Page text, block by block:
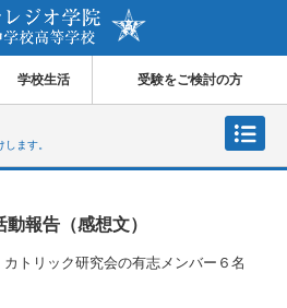
学校生活 受験をご検討の方
ます。
報告（感想文）
トリック研究会の有志メンバー６名